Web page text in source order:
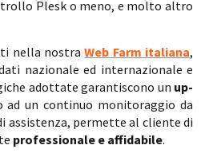
Plesk o meno, e molto altro
nella nostraWeb Farm italiana,
nazionale ed internazionale e
adottate garantiscono un up-
ad un continuo monitoraggio da
assistenza, permette al cliente di
professionale e affidabile.